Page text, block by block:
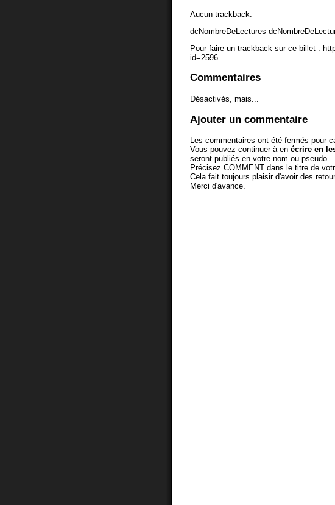
Aucun trackback.
dcNombreDeLectures
Pour faire un trackback sur ce billet :
id=2596
Commentaires
Désactivés, mais...
Ajouter un commentaire
Les commentaires ont été fermés pour
Vous pouvez continuer à en écrire en
seront publiés en votre nom ou pseudo.
Précisez COMMENT dans le titre de
Cela fait toujours plaisir d'avoir des
Merci d'avance.